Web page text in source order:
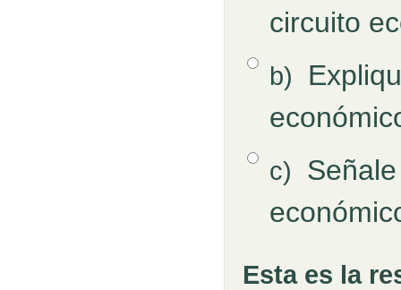
circuito
Opción 2b)
Opción 3c)
Retroalimentación
Pregunta
Esta es la